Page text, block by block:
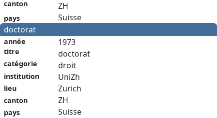
canton
pays
ZH
Suisse
doctorat
année
titre
catégorie
institution
lieu
canton
pays
1973
doctorat
droit
UniZh
Zurich
ZH
Suisse